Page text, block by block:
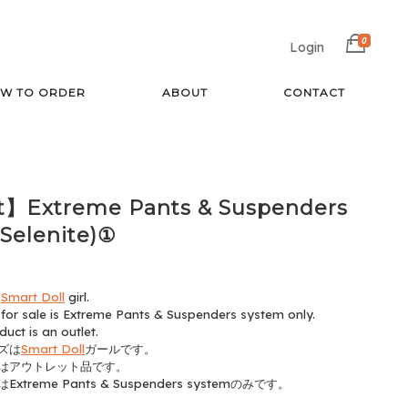
Login 0
TO ORDER ABOUT CONTACT
Extreme Pants & Suspenders
Smart Doll girl.
sale is Extreme Pants & Suspenders system only.
is an outlet.
はSmart Dollガールです。
アウトレット品です。
Extreme Pants & Suspenders systemのみです。